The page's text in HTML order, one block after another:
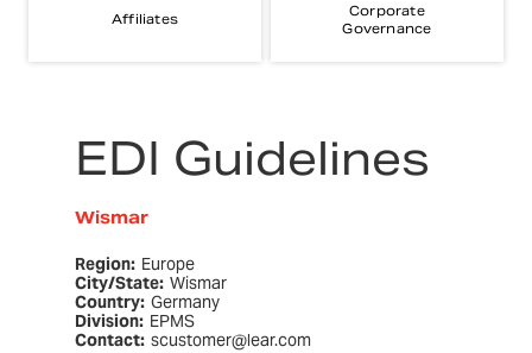
Affiliates
Corporate
Governance
EDI Guidelines
Wismar
Region: Europe
City/State: Wismar
Country: Germany
Division: EPMS
Contact: scustomer@lear.com